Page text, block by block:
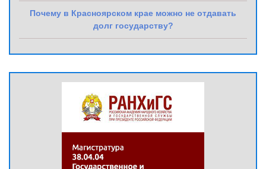
Почему в Красноярском крае можно не отдавать
долг государству?